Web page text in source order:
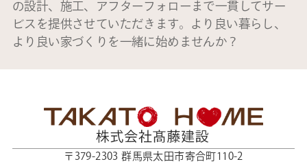
の設計、施工、アフターフォローまで一貫してサー
ビスを提供させていただきます。より良い暮らし、
より良い家づくりを一緒に始めませんか？
〒379-2303 群馬県太田市寄合町110-2